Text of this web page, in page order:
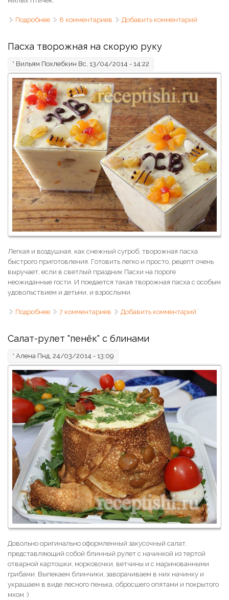
Подробнее о Жаворонки из постного теста
8 комментариев Добавить комментарий
Пасха творожная на скорую руку
* Вильям Похлебкин Вс, 13/04/2014 - 14:22
Легкая и воздушная, как снежный сугроб, творожная пасха
быстрого приготовления. Готовить легко и просто, рецепт очень
выручает, если в светлый праздник Пасхи на пороге
неожиданные гости. И поедается такая творожная пасха с особым
удовольствием и детьми, и взрослыми.
Подробнее о Пасха творожная на скорую руку
7 комментариев Добавить комментарий
Салат-рулет "пенёк" с блинами
* Алена Пнд, 24/03/2014 - 13:09
Довольно оригинально оформленный закусочный салат,
представляющий собой блинный рулет с начинкой из тертой
отварной картошки, морковочки, ветчины и с маринованными
грибами. Выпекаем блинчики, заворачиваем в них начинку и
украшаем в виде лесного пенька, обросшего опятами и покрытого
мхом :)